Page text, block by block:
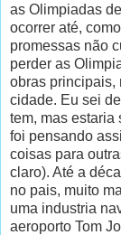
as Olimpiadas
ocorrer até,
promessas não
perder as
obras principais,
cidade. Eu sei
tem, mas estaria
foi pensando
coisas para
claro). Até a
no pais, muito
uma industria
aeroporto Tom